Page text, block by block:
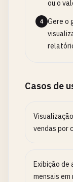
ou o
4
Gere o
Casos de
vendas por
Exibição de
mensais